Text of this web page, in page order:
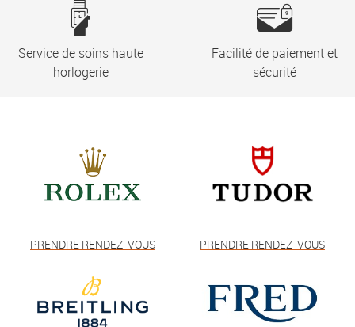
Service de soins haute
horlogerie
Facilité de paiement et
sécurité
PRENDRE RENDEZ-VOUS PRENDRE RENDEZ-VOUS